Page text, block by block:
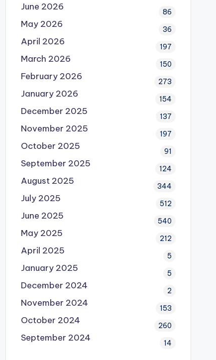
June 2026 86
May 2026 36
April 2026 197
March 2026 150
February 2026 273
January 2026 154
December 2025 137
November 2025 197
October 2025 91
September 2025 124
August 2025 344
July 2025 512
June 2025 540
May 2025 212
April 2025 5
January 2025 5
December 2024 2
November 2024 153
October 2024 260
September 2024 14